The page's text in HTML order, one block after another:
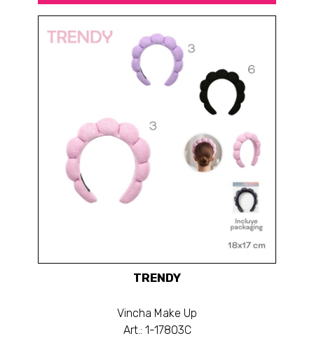
TRENDY
Vincha Make Up
Art.: 1-17803C